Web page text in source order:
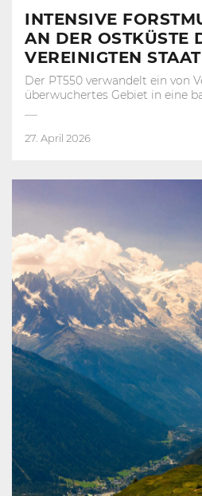
INTENSIVE
AN DER OSTKÜSTE
VEREINIGTEN
Der PT550 verwandelt ein von
überwuchertes Gebiet in eine
27. April 2026